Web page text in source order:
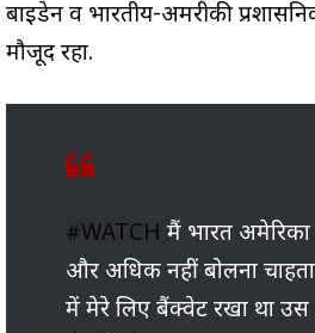
बाइडेन व भारतीय-अमरीकी
मौजूद रहा.
#WATCH मैं भारत
और अधिक नहीं बोलना
में मेरे लिए बैंक्वेट रखा था उस